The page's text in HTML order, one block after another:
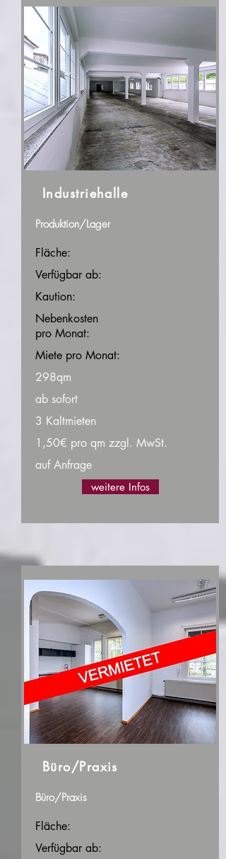
Industriehalle
Produktion/Lager
Fläche:
Verfügbar ab:
Kaution:
Nebenkosten
pro Monat:
Miete pro Monat:
298qm
ab sofort
3 Kaltmieten
1,50€ pro qm zzgl. MwSt.
auf Anfrage
weitere Infos
Büro/Praxis
Büro/Praxis
Fläche:
Verfügbar ab: